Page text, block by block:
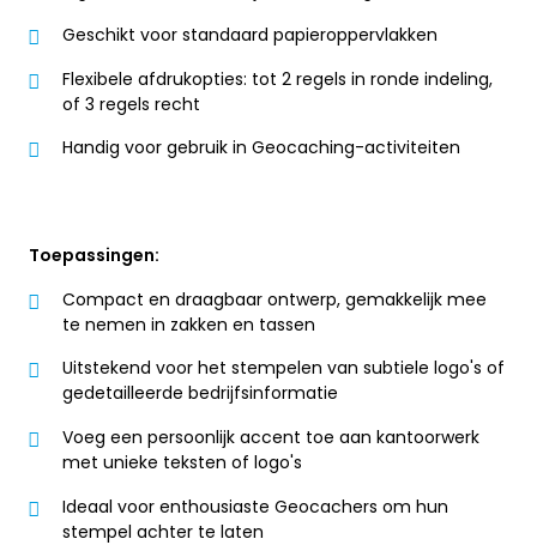
Geschikt voor standaard papieroppervlakken
Flexibele afdrukopties: tot 2 regels in ronde indeling,
of 3 regels recht
Handig voor gebruik in Geocaching-activiteiten
Toepassingen:
Compact en draagbaar ontwerp, gemakkelijk mee
te nemen in zakken en tassen
Uitstekend voor het stempelen van subtiele logo's of
gedetailleerde bedrijfsinformatie
Voeg een persoonlijk accent toe aan kantoorwerk
met unieke teksten of logo's
Ideaal voor enthousiaste Geocachers om hun
stempel achter te laten